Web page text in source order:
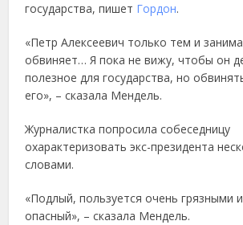
государства, пишет Гордон.
«Петр Алексеевич только тем и
обвиняет… Я пока не вижу, чтобы он
полезное для государства, но
его», – сказала Мендель.
Журналистка попросила собеседницу
охарактеризовать экс-президента
словами.
«Подлый, пользуется очень грязными
опасный», – сказала Мендель.